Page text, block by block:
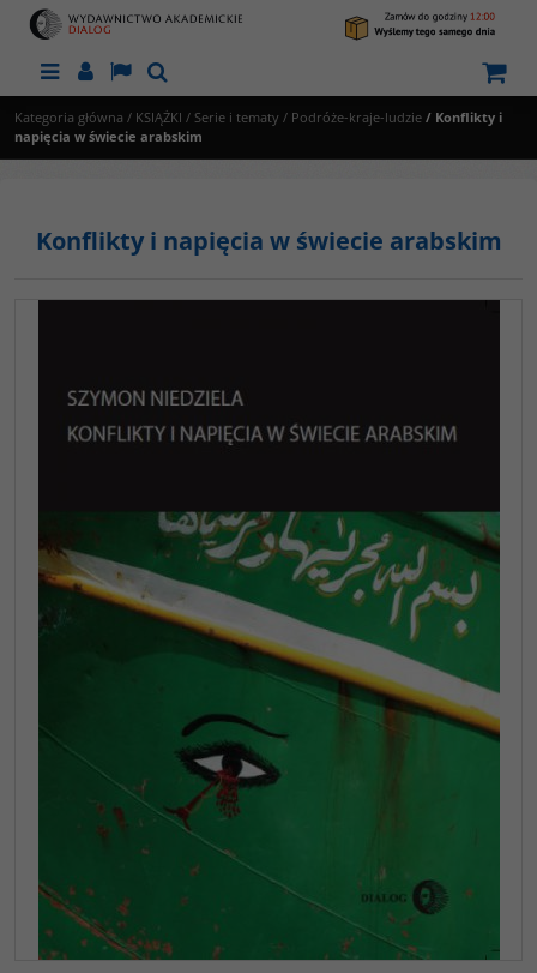
MenuPanelLangSzukaj
Kategoria główna / KSIĄŻKI / Serie i tematy / Podróże-kraje-ludzie / Konflikty i
napięcia w świecie arabskim
Konflikty i napięcia w świecie arabskim